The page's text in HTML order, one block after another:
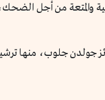
والمتعة من أجل